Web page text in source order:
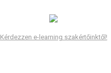
Kérdezzen e-learning szakértőinktől!